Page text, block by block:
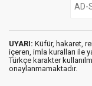
UYARI: Küfür, hakaret,
içeren, imla kuralları ile
Türkçe karakter
onaylanmamaktadır.